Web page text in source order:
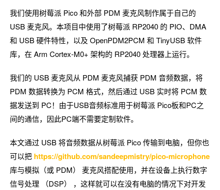
我们使用树莓派 Pico 和外部 PDM 麦克风制作属于自己的
USB 麦克风。本项目中使用了树莓派 RP2040 的 PIO、DMA
和 USB 硬件特性，以及 OpenPDM2PCM 和 TinyUSB 软件
库，在 Arm Cortex-M0+ 架构的 RP2040 处理器上运行。
我们的 USB 麦克风从 PDM 麦克风捕获 PDM 音频数据，将
PDM 数据转换为 PCM 格式，然后通过 USB 实时将 PCM 数
据发送到 PC！由于USB音频标准用于树莓派 Pico板和PC之
间的通信，因此PC端不需要定制软件。
本文通过 USB 将音频数据从树莓派 Pico 传输到电脑，但你也
可以把 https://github.com/sandeepmistry/pico-microphone
库与模拟（或 PDM） 麦克风搭配使用，并在设备上执行数字
信号处理 （DSP） ，这样就可以在没有电脑的情况下对开发